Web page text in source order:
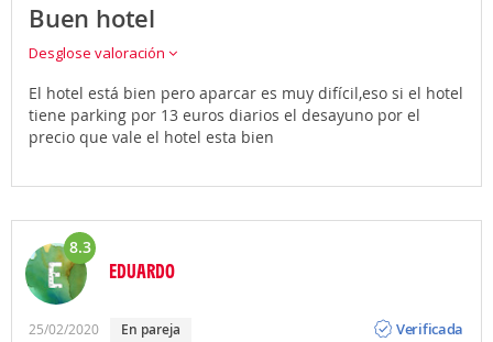
Buen hotel
Desglose valoración
El hotel está bien pero aparcar es muy difícil,eso si el hotel
tiene parking por 13 euros diarios el desayuno por el
precio que vale el hotel esta bien
8.3
EDUARDO
25/02/2020 en pareja
Verificada